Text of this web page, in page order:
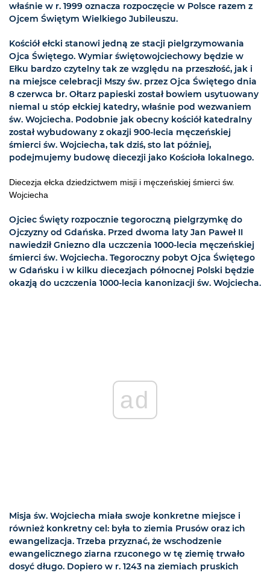
właśnie w r. 1999 oznacza rozpoczęcie w Polsce razem z
Ojcem Świętym Wielkiego Jubileuszu.
Kościół ełcki stanowi jedną ze stacji pielgrzymowania
Ojca Świętego. Wymiar świętowojciechowy będzie w
Ełku bardzo czytelny tak ze względu na przeszłość, jak i
na miejsce celebracji Mszy św. przez Ojca Świętego dnia
8 czerwca br. Ołtarz papieski został bowiem usytuowany
niemal u stóp ełckiej katedry, właśnie pod wezwaniem
św. Wojciecha. Podobnie jak obecny kościół katedralny
został wybudowany z okazji 900-lecia męczeńskiej
śmierci św. Wojciecha, tak dziś, sto lat później,
podejmujemy budowę diecezji jako Kościoła lokalnego.
Diecezja ełcka dziedzictwem misji i męczeńskiej śmierci św.
Wojciecha
Ojciec Święty rozpocznie tegoroczną pielgrzymkę do
Ojczyzny od Gdańska. Przed dwoma laty Jan Paweł II
nawiedził Gniezno dla uczczenia 1000-lecia męczeńskiej
śmierci św. Wojciecha. Tegoroczny pobyt Ojca Świętego
w Gdańsku i w kilku diecezjach północnej Polski będzie
okazją do uczczenia 1000-lecia kanonizacji św. Wojciecha.
ad
Misja św. Wojciecha miała swoje konkretne miejsce i
również konkretny cel: była to ziemia Prusów oraz ich
ewangelizacja. Trzeba przyznać, że wschodzenie
ewangelicznego ziarna rzuconego w tę ziemię trwało
dosyć długo. Dopiero w r. 1243 na ziemiach pruskich